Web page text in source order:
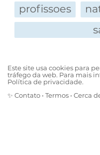
profissoes
Este site usa cookies para
tráfego da web. Para mais
Política de privacidade.
✨ Contato • Termos • Cerca